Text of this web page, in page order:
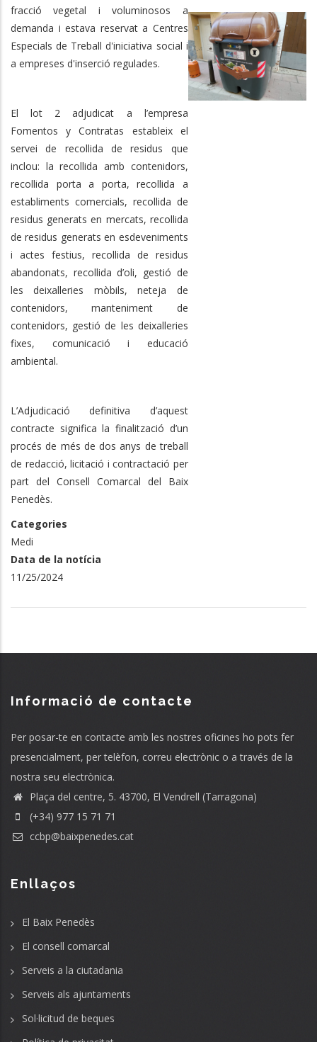
fracció vegetal i voluminosos a
demanda i estava reservat a Centres
Especials de Treball d'iniciativa social i
a empreses d'inserció regulades.
El lot 2 adjudicat a l’empresa
Fomentos y Contratas estableix el
servei de recollida de residus que
inclou: la recollida amb contenidors,
recollida porta a porta, recollida a
establiments comercials, recollida de
residus generats en mercats, recollida
de residus generats en esdeveniments
i actes festius, recollida de residus
abandonats, recollida d’oli, gestió de
les deixalleries mòbils, neteja de
contenidors, manteniment de
contenidors, gestió de les deixalleries
fixes, comunicació i educació
ambiental.
L’Adjudicació definitiva d’aquest
contracte significa la finalització d’un
procés de més de dos anys de treball
de redacció, licitació i contractació per
part del Consell Comarcal del Baix
Penedès.
Categories
Medi
Data de la notícia
11/25/2024
Informació de contacte
Per posar-te en contacte amb les nostres oficines ho pots fer
presencialment, per telèfon, correu electrònic o a través de la
nostra seu electrònica.
Plaça del centre, 5. 43700, El Vendrell (Tarragona)
(+34) 977 15 71 71
ccbp@baixpenedes.cat
Enllaços
El Baix Penedès
El consell comarcal
Serveis a la ciutadania
Serveis als ajuntaments
Sol·licitud de beques